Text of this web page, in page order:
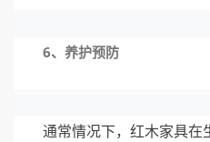
6、养护预防
通常情况下，红木家具在